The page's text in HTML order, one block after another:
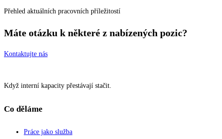
Přehled aktuálních pracovních příležitostí
Máte otázku k některé z nabízených pozic?
Kontaktujte nás
Když interní kapacity přestávají stačit.
Co děláme
Práce jako služba